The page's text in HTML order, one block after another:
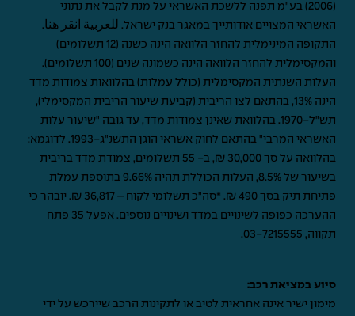
(2006) בע"מ תפנה ללשכת האשראי על מנת לקבל את נתוני
האשראי המצויים אודותייך במאגר בנק ישראל. للعربية انقر هنا.
התקופה המינימלית להחזר הלוואה הינה כשנה (12 תשלומים)
והמקסימלית להחזר הלוואה הינה כשמונה שנים (100 תשלומים).
העלות השנתית המקסימלית (כולל עמלות) בהלוואות צמודות מדד
הינה 13%, בהתאם לצו הריבית (קביעת שיעור הריבית המקסימלי),
תש"ל-1970. בהלוואת שאינן צמודות מדד, עד גובה "שיעור עלות
האשראי המרבי" בהתאם לחוק אשראי הוגן התשנ"ג-1993. לדוגמא:
בהלוואה על סך 30,000 ₪, ב- 55 תשלומים, צמודת מדד בריבית
בשיעור של 8.5%, העלות הכוללת תהיה 9.66% בתוספת עמלת
פתיחת תיק בסך 490 ₪. *סה"כ תשלומי לקוח – 36,817 ₪. יובהר כי
ההערכה כפופה לשינויים במדד ושינויים נוספים. אפעל 35 פתח
תקווה, 03-7215555
.
סיוע במציאת רכב:
מימון ישיר אינה אחראית לטיב או לתקינות הרכב שיירכש על ידי